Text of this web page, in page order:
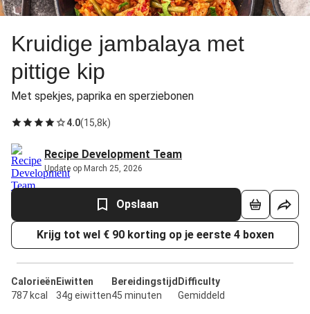
Kruidige jambalaya met
pittige kip
Met spekjes, paprika en sperziebonen
4.0(15,8k)
Recipe Development Team
Update op March 25, 2026
Opslaan
Krijg tot wel € 90 korting op je eerste 4 boxen
Calorieën
787 kcal
Eiwitten
34g eiwitten
Bereidingstijd
45 minuten
Difficulty
Gemiddeld